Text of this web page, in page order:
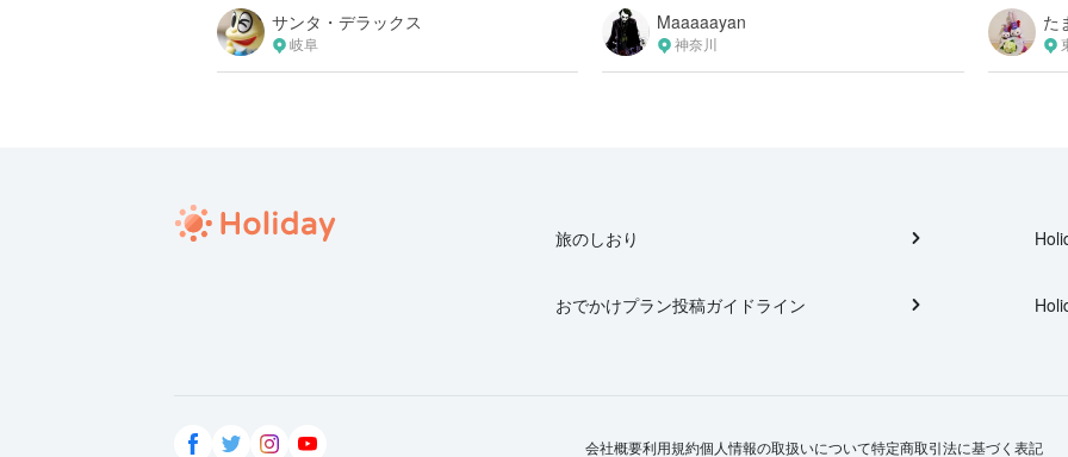
サンタ・デラックス
岐阜
Maaaaayan
神奈川
た
旅のしおり
おでかけプラン投稿ガイドライン
会社概要利用規約個人情報の取扱いについて特定商取引法に基づく表記